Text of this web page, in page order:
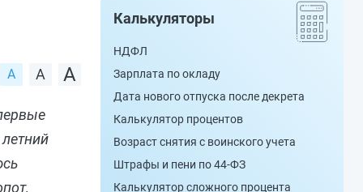
Калькуляторы
НДФЛ
Зарплата по окладу
Дата нового отпуска после декрета
Калькулятор процентов
Возраст снятия с воинского учета
Штрафы и пени по 44-ФЗ
Калькулятор сложного процента